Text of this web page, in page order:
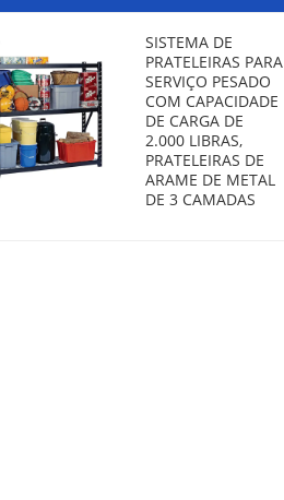
SISTEMA DE
PRATELEIRAS PARA
SERVIÇO PESADO
COM CAPACIDADE
DE CARGA DE
2.000 LIBRAS,
PRATELEIRAS DE
ARAME DE METAL
DE 3 CAMADAS